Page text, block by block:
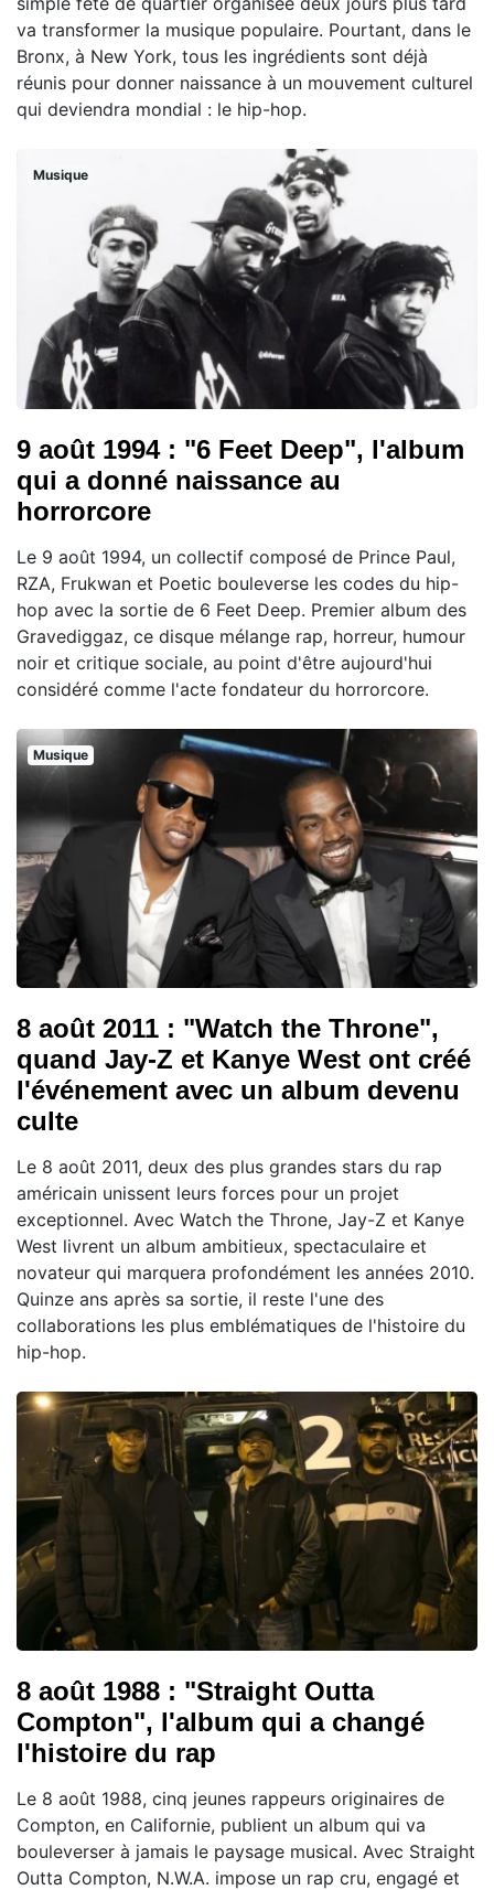
va transformer la musique populaire. Pourtant, dans le
Bronx, à New York, tous les ingrédients sont déjà
réunis pour donner naissance à un mouvement culturel
qui deviendra mondial : le hip-hop.
Musique
9 août 1994 : "6 Feet Deep", l'album
qui a donné naissance au
horrorcore
Le 9 août 1994, un collectif composé de Prince Paul,
RZA, Frukwan et Poetic bouleverse les codes du hip-
hop avec la sortie de 6 Feet Deep. Premier album des
Gravediggaz, ce disque mélange rap, horreur, humour
noir et critique sociale, au point d'être aujourd'hui
considéré comme l'acte fondateur du horrorcore.
Musique
8 août 2011 : "Watch the Throne",
quand Jay-Z et Kanye West ont créé
l'événement avec un album devenu
culte
Le 8 août 2011, deux des plus grandes stars du rap
américain unissent leurs forces pour un projet
exceptionnel. Avec Watch the Throne, Jay-Z et Kanye
West livrent un album ambitieux, spectaculaire et
novateur qui marquera profondément les années 2010.
Quinze ans après sa sortie, il reste l'une des
collaborations les plus emblématiques de l'histoire du
hip-hop.
8 août 1988 : "Straight Outta
Compton", l'album qui a changé
l'histoire du rap
Le 8 août 1988, cinq jeunes rappeurs originaires de
Compton, en Californie, publient un album qui va
bouleverser à jamais le paysage musical. Avec Straight
Outta Compton, N.W.A. impose un rap cru, engagé et